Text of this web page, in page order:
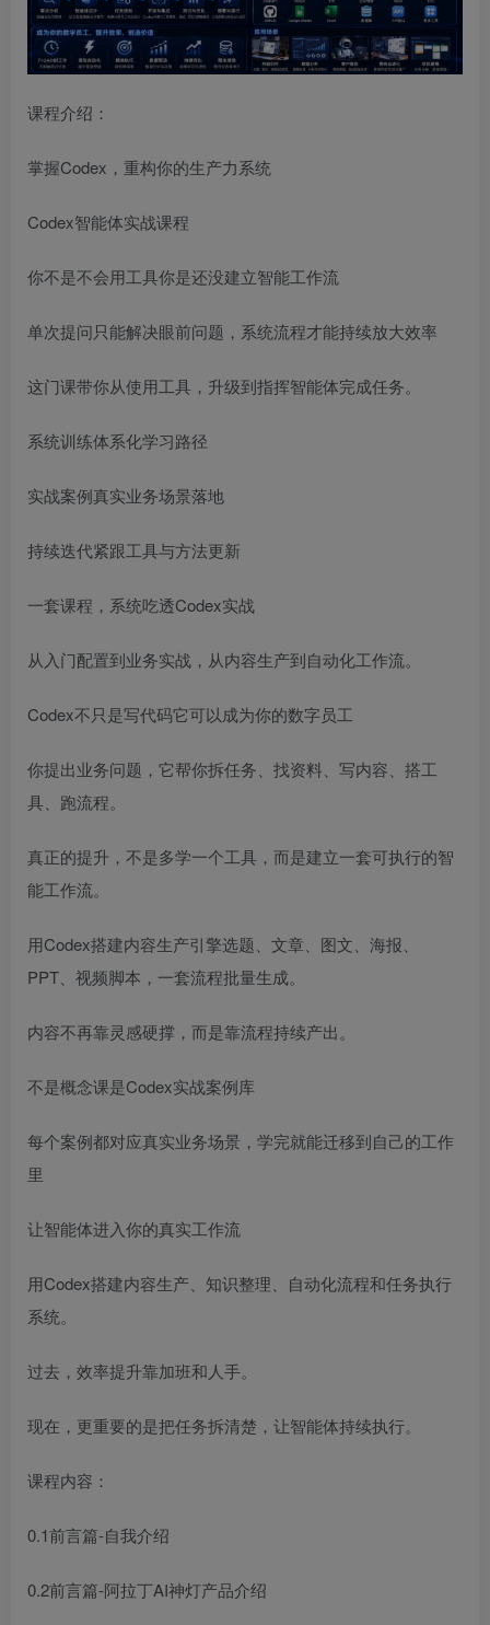
课程介绍：
掌握Codex，重构你的生产力系统
Codex智能体实战课程
你不是不会用工具你是还没建立智能工作流
单次提问只能解决眼前问题，系统流程才能持续放大效率
这门课带你从使用工具，升级到指挥智能体完成任务。
系统训练体系化学习路径
实战案例真实业务场景落地
持续迭代紧跟工具与方法更新
一套课程，系统吃透Codex实战
从入门配置到业务实战，从内容生产到自动化工作流。
Codex不只是写代码它可以成为你的数字员工
你提出业务问题，它帮你拆任务、找资料、写内容、搭工
具、跑流程。
真正的提升，不是多学一个工具，而是建立一套可执行的智
能工作流。
用Codex搭建内容生产引擎选题、文章、图文、海报、
PPT、视频脚本，一套流程批量生成。
内容不再靠灵感硬撑，而是靠流程持续产出。
不是概念课是Codex实战案例库
每个案例都对应真实业务场景，学完就能迁移到自己的工作
里
让智能体进入你的真实工作流
用Codex搭建内容生产、知识整理、自动化流程和任务执行
系统。
过去，效率提升靠加班和人手。
现在，更重要的是把任务拆清楚，让智能体持续执行。
课程内容：
0.1前言篇-自我介绍
0.2前言篇-阿拉丁AI神灯产品介绍